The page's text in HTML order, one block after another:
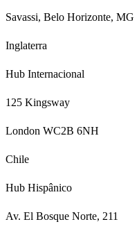
Savassi, Belo Horizonte, MG
Inglaterra
Hub Internacional
125 Kingsway
London WC2B 6NH
Chile
Hub Hispânico
Av. El Bosque Norte, 211